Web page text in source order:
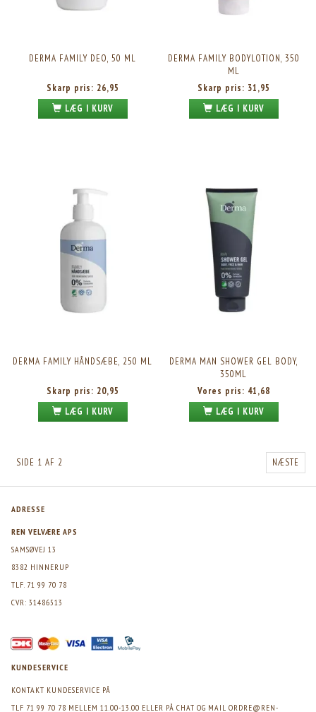
DERMA FAMILY DEO, 50 ML
Skarp pris: 26,95
LÆG I KURV
DERMA FAMILY BODYLOTION, 350
ML
Skarp pris: 31,95
LÆG I KURV
DERMA FAMILY HÅNDSÆBE, 250 ML
Skarp pris: 20,95
LÆG I KURV
DERMA MAN SHOWER GEL BODY,
350ML
Vores pris: 41,68
LÆG I KURV
SIDE 1 AF 2 NÆSTE
ADRESSE
REN VELVÆRE APS
SAMSØVEJ 13
8382 HINNERUP
TLF. 71 99 70 78
CVR: 31486513
KUNDESERVICE
KONTAKT KUNDESERVICE PÅ
TLF 71 99 70 78 MELLEM 11.00-13.00 ELLER PÅ CHAT OG MAIL ORDRE@REN-